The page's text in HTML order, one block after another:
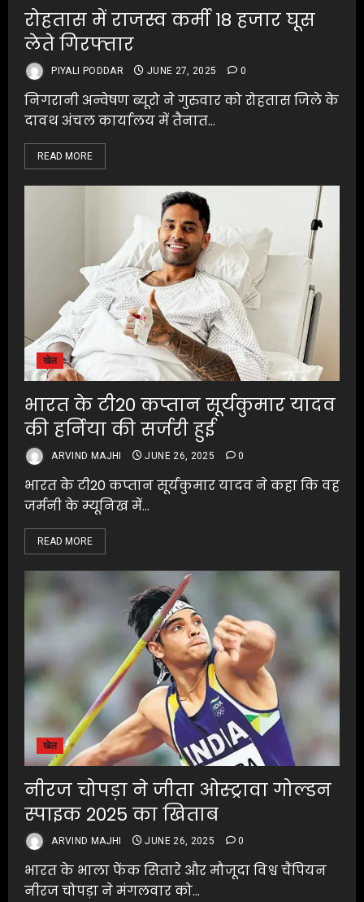
रोहतास में राजस्व कर्मी 18 हजार घूस
लेते गिरफ्तार
PIYALI PODDAR JUNE 27, 2025 0
निगरानी अन्वेषण ब्यूरो ने गुरुवार को रोहतास जिले के
दावथ अंचल कार्यालय में तैनात...
READ MORE
खेल
भारत के टी20 कप्तान सूर्यकुमार यादव
की हर्निया की सर्जरी हुई
ARVIND MAJHI JUNE 26, 2025 0
भारत के टी20 कप्तान सूर्यकुमार यादव ने कहा कि वह
जर्मनी के म्यूनिख में...
READ MORE
खेल
नीरज चोपड़ा ने जीता ओस्ट्रावा गोल्डन
स्पाइक 2025 का खिताब
ARVIND MAJHI JUNE 26, 2025 0
भारत के भाला फेंक सितारे और मौजूदा विश्व चैंपियन
नीरज चोपड़ा ने मंगलवार को...